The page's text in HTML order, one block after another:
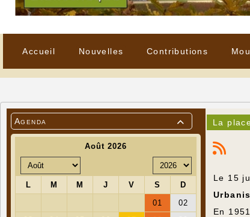
Accueil Nouvelles Contributions

Agenda La
Le 15
En